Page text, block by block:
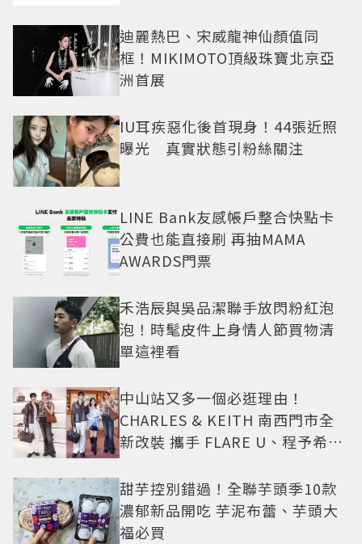
迪麗熱巴、宋威龍神仙顏值同
框！MIKIMOTO頂級珠寶北京亞
洲首展
IU耳疾惡化後首現身！44張近照
曝光 真實狀態引粉絲關注
LINE Bank友感帳戶整合快點卡
公費也能直接刷 再抽MAMA
AWARDS門票
禾浩辰與吳品潔聯手放閃粉紅泡
泡！時髦皮件上身情人節買物清
單這裡看
中山站又多一個必逛理由！
CHARLES & KEITH 南西門市全
新改裝 攜手 FLARE U、程予希演
甜芋控別錯過！全聯芋頭季10款
濃郁新品開吃 芋泥布蕾、芋頭大
福必買